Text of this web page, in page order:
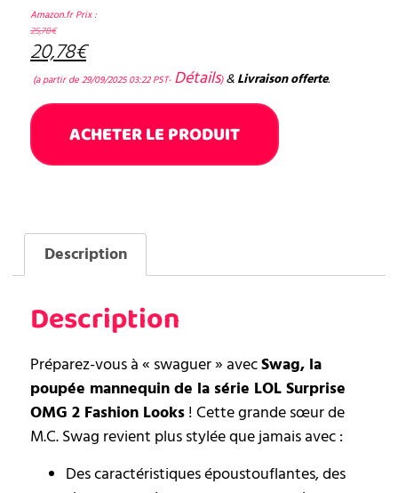
Amazon.fr Prix :
25,78€
20,78€
(a partir de 29/09/2025 03:22 PST- Détails) & Livraison offerte.
ACHETER LE PRODUIT
Description
Description
Préparez-vous à « swaguer » avecSwag, la
poupée mannequin de la série LOL Surprise
OMG 2 Fashion Looks ! Cette grande sœur de
M.C. Swag revient plus stylée que jamais avec :
Des caractéristiques époustouflantes, des